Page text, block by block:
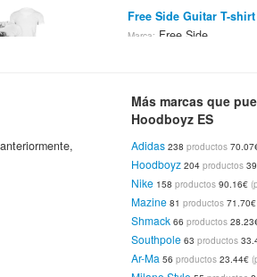
Free Side Guitar T-
Marca: Free Side
Supreme Being Patch
Hoodboyz ESMarca:
22.9€
Adidas Solid V-neck
Hoodboyz ESMarca:
22.9€
Free Side Guitar T-
Marca:Free Side
Más marcas que
Hoodboyz ES
Adidas 238productos
Hoodboyz 204productos
Nike 158productos 90.16€
Mazine 81productos 71.70€
Shmack 66productos
Southpole 63productos
Ar-Ma 56productos 23.44€